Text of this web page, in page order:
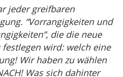
jeder greifbaren
“Vorrangigkeiten und
die die neue
wird: welch eine
Wir haben zu wählen
Was sich dahinter